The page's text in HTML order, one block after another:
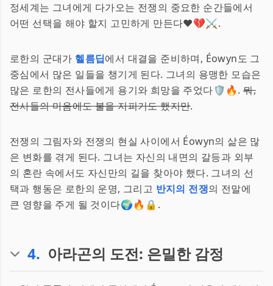
정세계는 그녀에게 다가오는 전쟁의 중요한 순간들에서
어떤 선택을 해야 할지 고민하게 만든다❤️💔⚔️.
로한의 군대가 헬름딥에서 대결을 준비하며, Éowyn도 그
중심에서 많은 일들을 챙기게 된다. 그녀의 용맹한 모습은
많은 로한의 전사들에게 용기와 희망을 주었다🛡️🔥.뭐,
전사들의 마음에도 불을 지피기도 했지만.
전쟁의 그림자와 전쟁의 현실 사이에서 Éowyn의 삶은 많
은 변화를 겪게 된다. 그녀는 자신의 내면의 갈등과 외부
의 혼란 속에서도 자신만의 길을 찾아야 했다. 그녀의 선
택과 행동은 로한의 운명, 그리고 반지의 전쟁의 전말에
큰 영향을 주게 될 것이다🌍🔥🔒.
4. 아라곤의 도전: 은밀한 감정